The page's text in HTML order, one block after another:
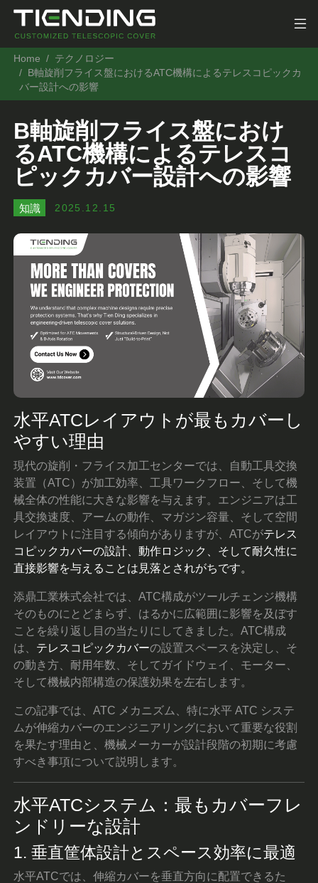
Home
テクノロジー
B軸旋削フライス盤におけるATC機構によるテレスコピックカ
バー設計への影響
B軸旋削フライス盤におけ
るATC機構によるテレスコ
ピックカバー設計への影響
2025.12.15
知識
水平ATCレイアウトが最もカバーし
やすい理由
現代の旋削・フライス加工センターでは、自動工具交換
装置（ATC）が加工効率、工具ワークフロー、そして機
械全体の性能に大きな影響を与えます。エンジニアは工
具交換速度、アームの動作、マガジン容量、そして空間
レイアウトに注目する傾向がありますが、ATCがテレス
コピックカバーの設計、動作ロジック、そして耐久性に
直接影響を与えることは見落とされがちです。
添鼎工業株式会社では、ATC構成がツールチェンジ機構
そのものにとどまらず、はるかに広範囲に影響を及ぼす
ことを繰り返し目の当たりにしてきました。ATC構成
は、 テレスコピックカバーの設置スペースを決定し、そ
の動き方、耐用年数、そしてガイドウェイ、モーター、
そして機械内部構造の保護効果を左右します。
この記事では、ATC メカニズム、特に水平 ATC システ
ムが伸縮カバーのエンジニアリングにおいて重要な役割
を果たす理由と、機械メーカーが設計段階の初期に考慮
すべき事項について説明します。
水平ATCシステム：最もカバーフレ
ンドリーな設計
1. 垂直筐体設計とスペース効率に最適
水平ATCでは、伸縮カバーを垂直方向に配置できるた